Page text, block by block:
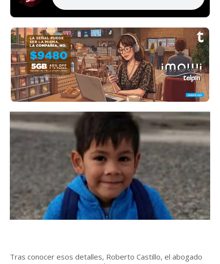
Tras conocer esos detalles, Roberto Castillo, el abogado